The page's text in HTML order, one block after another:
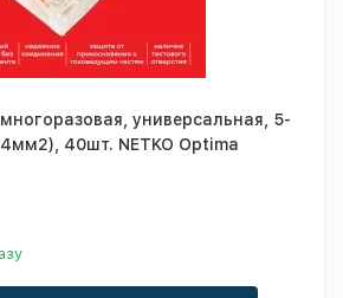
универсальная, 5-
40шт. NETKO Optima